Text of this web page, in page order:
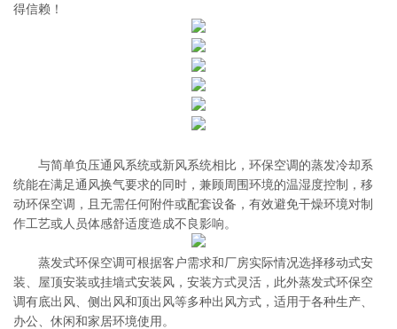
得信赖！
与简单负压通风系统或新风系统相比，环保空调的蒸发冷却系
统能在满足通风换气要求的同时，兼顾周围环境的温湿度控制，移
动环保空调，且无需任何附件或配套设备，有效避免干燥环境对制
作工艺或人员体感舒适度造成不良影响。
蒸发式环保空调可根据客户需求和厂房实际情况选择移动式安
装、屋顶安装或挂墙式安装风，安装方式灵活，此外蒸发式环保空
调有底出风、侧出风和顶出风等多种出风方式，适用于各种生产、
办公、休闲和家居环境使用。